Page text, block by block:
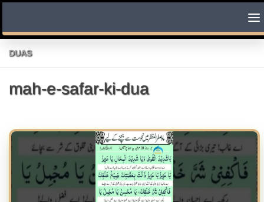
DUAS
mah-e-safar-ki-dua